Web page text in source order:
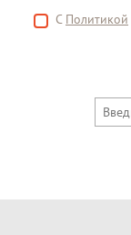
С Политикой